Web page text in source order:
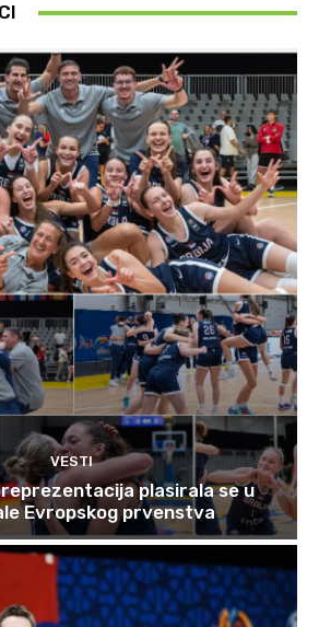
VESTI
reprezentacija plasirala se u
Evropskog prvenstva